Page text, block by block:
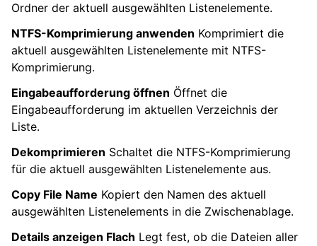
Ordner der aktuell ausgewählten Listenelemente.
NTFS-Komprimierung anwenden Komprimiert die
aktuell ausgewählten Listenelemente mit NTFS-
Komprimierung.
Eingabeaufforderung öffnen Öffnet die
Eingabeaufforderung im aktuellen Verzeichnis der
Liste.
Dekomprimieren Schaltet die NTFS-Komprimierung
für die aktuell ausgewählten Listenelemente aus.
Copy File Name Kopiert den Namen des aktuell
ausgewählten Listenelements in die Zwischenablage.
Details anzeigen Flach Legt fest, ob die Dateien aller